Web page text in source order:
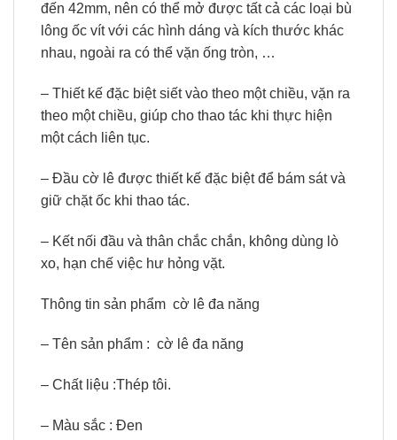
đến 42mm, nên có thể mở được tất cả các loại bù
lông ốc vít với các hình dáng và kích thước khác
nhau, ngoài ra có thể vặn ống tròn, …
– Thiết kế đặc biệt siết vào theo một chiều, vặn ra
theo một chiều, giúp cho thao tác khi thực hiện
một cách liên tục.
– Đầu cờ lê được thiết kế đặc biệt để bám sát và
giữ chặt ốc khi thao tác.
– Kết nối đầu và thân chắc chắn, không dùng lò
xo, hạn chế việc hư hỏng vặt.
Thông tin sản phẩm cờ lê đa năng
– Tên sản phẩm : cờ lê đa năng
– Chất liệu :Thép tôi.
– Màu sắc : Đen